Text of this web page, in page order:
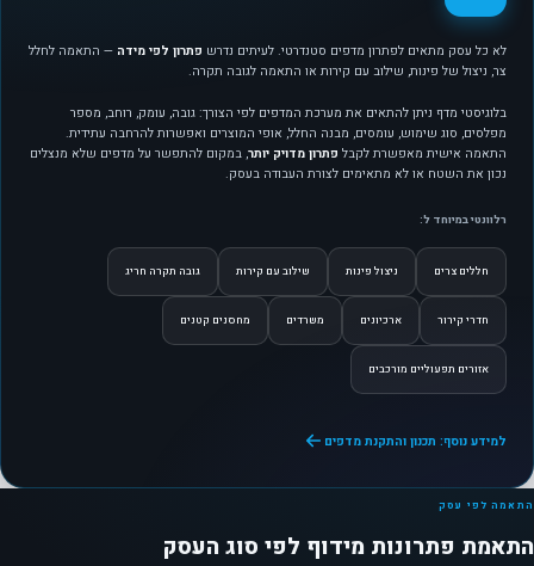
לא כל עסק מתאים לפתרון מדפים סטנדרטי. לעיתים נדרש פתרון לפי מידה — התאמה לחלל
צר, ניצול של פינות, שילוב עם קירות או התאמה לגובה תקרה.
בלוגיסטי מדף ניתן להתאים את מערכת המדפים לפי הצורך: גובה, עומק, רוחב, מספר
מפלסים, סוג שימוש, עומסים, מבנה החלל, אופי המוצרים ואפשרות להרחבה עתידית.
התאמה אישית מאפשרת לקבל פתרון מדויק יותר, במקום להתפשר על מדפים שלא מנצלים
נכון את השטח או לא מתאימים לצורת העבודה בעסק.
רלוונטי במיוחד ל:
חללים צרים ניצול פינות שילוב עם קירות גובה תקרה חריג
חדרי קירור ארכיונים משרדים מחסנים קטנים
אזורים תפעוליים מורכבים
למידע נוסף: תכנון והתקנת מדפים
התאמה לפי עסק
התאמת פתרונות מידוף לפי סוג העסק